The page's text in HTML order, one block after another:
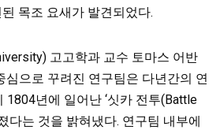
목조 요새가 발견되었다.
고고학과 교수 토마스 어반
심으로 꾸려진 연구팀은 다년간의 연
1804년에 일어난 ‘싯카 전투(Battle
다는 것을 밝혀냈다. 연구팀 내부에